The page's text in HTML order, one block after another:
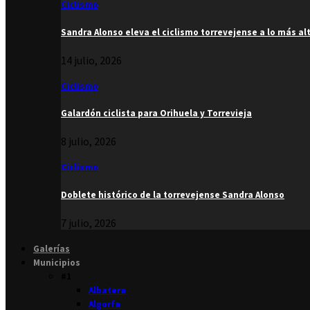
Ciclismo
Sandra Alonso eleva el ciclismo torrevejense a lo más
14 julio, 2026
Ciclismo
Galardón ciclista para Orihuela y Torrevieja
8 julio, 2026
Ciclismo
Doblete histórico de la torrevejense Sandra Alonso
7 julio, 2026
Galerías
Municipios
Albatera
Algorfa